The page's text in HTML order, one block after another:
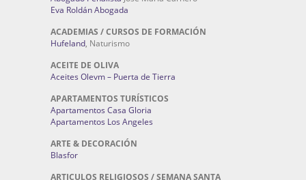
Eva Roldán Abogada
ACADEMIAS / CURSOS DE FORMACIÓN
Hufeland, Naturismo
ACEITE DE OLIVA
Aceites Olevm – Puerta de Tierra
APARTAMENTOS TURÍSTICOS
Apartamentos Casa Gloria
Apartamentos Los Angeles
ARTE & DECORACIÓN
Blasfor
ARTICULOS RELIGIOSOS / SEMANA SANTA